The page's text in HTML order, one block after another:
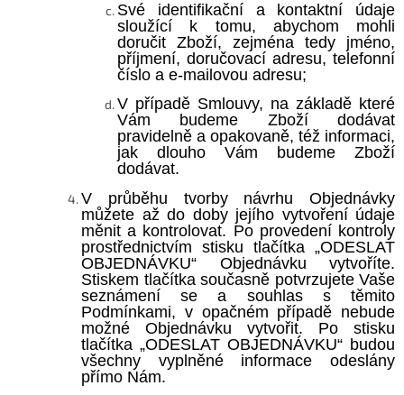
Své identifikační a kontaktní údaje
sloužící k tomu, abychom mohli
doručit Zboží, zejména tedy jméno,
příjmení, doručovací adresu, telefonní
číslo a e-mailovou adresu;
V případě Smlouvy, na základě které
Vám budeme Zboží dodávat
pravidelně a opakovaně, též informaci,
jak dlouho Vám budeme Zboží
dodávat.
V průběhu tvorby návrhu Objednávky
můžete až do doby jejího vytvoření údaje
měnit a kontrolovat. Po provedení kontroly
prostřednictvím stisku tlačítka „ODESLAT
OBJEDNÁVKU“ Objednávku vytvoříte.
Stiskem tlačítka současně potvrzujete Vaše
seznámení se a souhlas s těmito
Podmínkami, v opačném případě nebude
možné Objednávku vytvořit. Po stisku
tlačítka „ODESLAT OBJEDNÁVKU“ budou
všechny vyplněné informace odeslány
přímo Nám.